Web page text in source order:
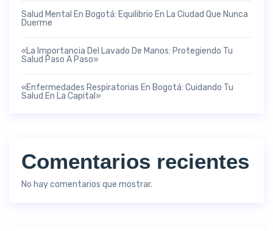
Salud Mental En Bogotá: Equilibrio En La Ciudad Que Nunca
Duerme
«La Importancia Del Lavado De Manos: Protegiendo Tu
Salud Paso A Paso»
«Enfermedades Respiratorias En Bogotá: Cuidando Tu
Salud En La Capital»
Comentarios recientes
No hay comentarios que mostrar.